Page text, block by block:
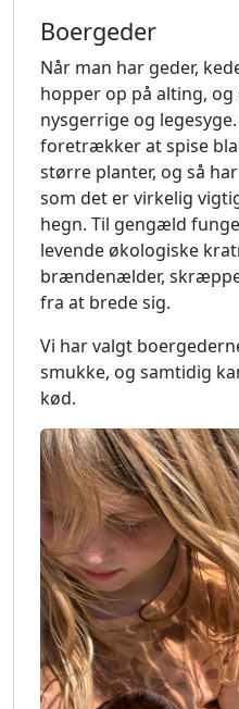
Boergeder
Når man har geder,
hopper op på alting,
nysgerrige og
foretrækker at spise
større planter, og så
som det er virkelig
hegn. Til gengæld
levende økologiske
brændenælder,
fra at brede sig.
Vi har valgt
smukke, og samtidig
kød.